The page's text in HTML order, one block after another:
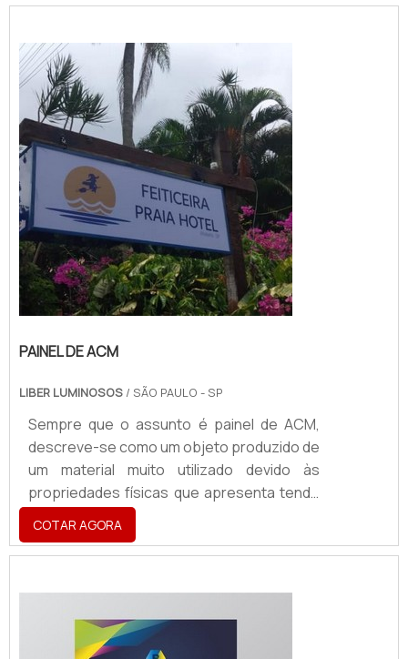
do sol e de outros tipos de intempéries
estão abrigados sob o mesmo. O
PRODUTO GARANTE DIVERSAS
APLICAÇÕESSendo assim, os toldos
podem se tornar ótimas alternativas para
pessoa...
PAINEL DE ACM
LIBER LUMINOSOS / SÃO PAULO - SP
Sempre que o assunto é painel de ACM,
descreve-se como um objeto produzido de
um material muito utilizado devido às
propriedades físicas que apresenta tendo
a aplicabilidade em atestar a identidade
visual de uma marca, sendo utilizado para a
criação
GARANTE UMA SÉRIE DE BENEFÍCIOSO
produto é, hoje, um ponto de extrema
COTAR AGORA